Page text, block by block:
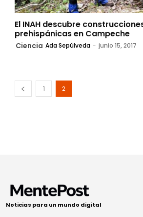
El INAH descubre
prehispánicas en Campeche
Ciencia Ada Sepúlveda - junio 15, 2017
1 2
Noticias para un mundo digital